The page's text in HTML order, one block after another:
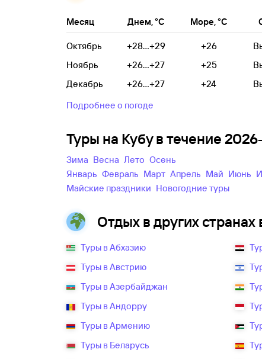
Месяц Днем, °C Море, °C
Октябрь +28...+29 +26
Ноябрь
+26...+27 +25
Декабрь
+26...+27 +24
Подробнее о погоде
Туры на Кубу в течение
зима весна лето
осень
Январь
Февраль Март Апрель Май Июнь
майские праздники
новогодние туры
Отдых в других странах
Туры в Абхазию
Туры в Австрию
Туры в Азербайджан
Туры в Андорру
Туры в Армению
Туры в Беларусь